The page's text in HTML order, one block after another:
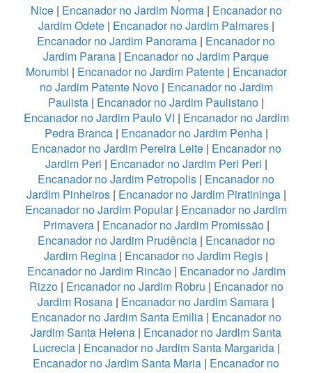
Nice| Encanador no Jardim Norma| Encanador no
Jardim Odete| Encanador no Jardim Palmares|
Encanador no Jardim Panorama | Encanador no
Jardim Parana | Encanador no Jardim Parque
Morumbi | Encanador no Jardim Patente| Encanador
no Jardim Patente Novo| Encanador no Jardim
Paulista | Encanador no Jardim Paulistano |
Encanador no Jardim Paulo VI | Encanador no Jardim
Pedra Branca| Encanador no Jardim Penha|
Encanador no Jardim Pereira Leite| Encanador no
Jardim Peri | Encanador no Jardim Peri Peri |
Encanador no Jardim Petropolis | Encanador no
Jardim Pinheiros| Encanador no Jardim Piratininga|
Encanador no Jardim Popular| Encanador no Jardim
Primavera| Encanador no Jardim Promissão|
Encanador no Jardim Prudência| Encanador no
Jardim Regina | Encanador no Jardim Regis |
Encanador no Jardim Rincão| Encanador no Jardim
Rizzo| Encanador no Jardim Robru | Encanador no
Jardim Rosana | Encanador no Jardim Samara |
Encanador no Jardim Santa Emilia| Encanador no
Jardim Santa Helena | Encanador no Jardim Santa
Lucrecia| Encanador no Jardim Santa Margarida|
Encanador no Jardim Santa Maria | Encanador no